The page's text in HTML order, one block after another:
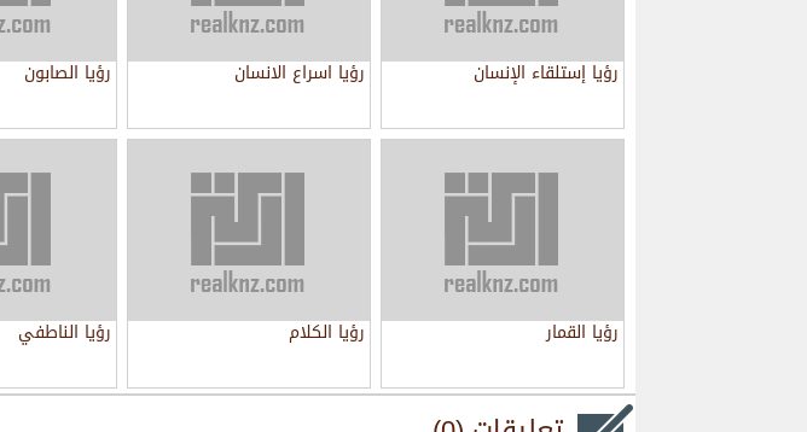
رؤيا إستلقاء الإنسان رؤيا اسراع الانسان رؤيا الصابون
رؤيا القمار رؤيا الكلام رؤيا الناطفي